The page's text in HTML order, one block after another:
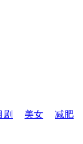
剧 美女 减肥